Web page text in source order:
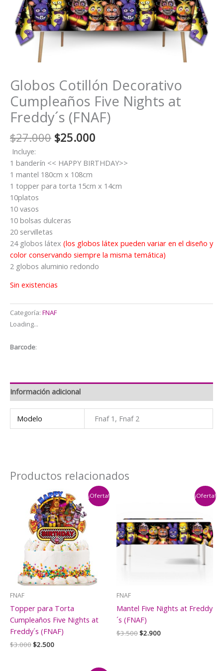
Globos Cotillón Decorativo
Cumpleaños Five Nights at
Freddy´s (FNAF)
$27.000 El
original
era:
$27.000.
$25.000
actual
$25.000.
Incluye:
1 banderín << HAPPY BIRTHDAY>>
1 mantel 180cm x 108cm
1 topper para torta 15cm x 14cm
10platos
10 vasos
10 bolsas dulceras
20 servilletas
24 globos látex (los globos látex pueden variar en el diseño y
color conservando siempre la misma temática)
2 globos aluminio redondo
Sin existencias
Categoría: FNAF
Loading...
Barcode:
Información adicional
Modelo Fnaf 1, Fnaf 2
Productos relacionados
¡Oferta!
FNAF
Topper para Torta
Cumpleaños Five Nights at
Freddy´s (FNAF)
$3.000El
$2.500El
¡Oferta!
FNAF
Mantel Five Nights at Freddy
´s (FNAF)
$3.500El
$2.900El